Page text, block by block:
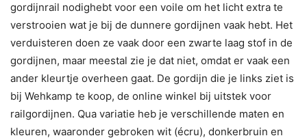
gordijnrail nodighebt voor een voile om het licht extra te
verstrooien wat je bij de dunnere gordijnen vaak hebt. Het
verduisteren doen ze vaak door een zwarte laag stof in de
gordijnen, maar meestal zie je dat niet, omdat er vaak een
ander kleurtje overheen gaat. De gordijn die je links ziet is
bij Wehkamp te koop, de online winkel bij uitstek voor
railgordijnen. Qua variatie heb je verschillende maten en
kleuren, waaronder gebroken wit (écru), donkerbruin en